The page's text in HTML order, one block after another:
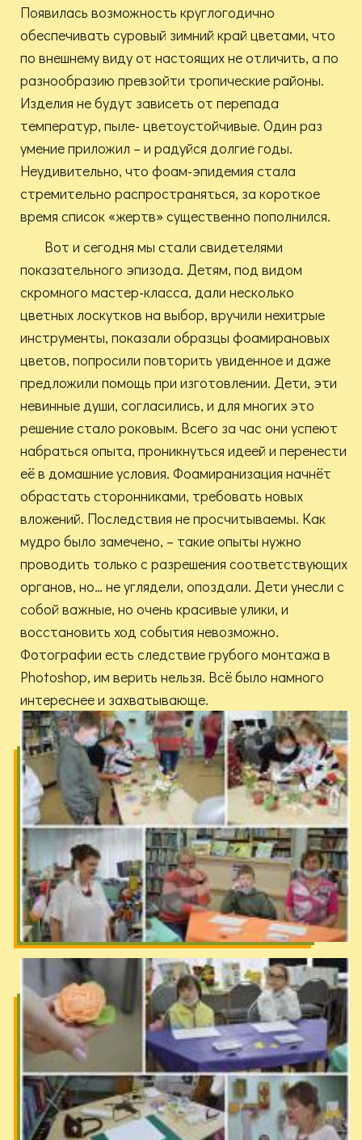
Появилась возможность круглогодично
обеспечивать суровый зимний край цветами, что
по внешнему виду от настоящих не отличить, а по
разнообразию превзойти тропические районы.
Изделия не будут зависеть от перепада
температур, пыле- цветоустойчивые. Один раз
умение приложил – и радуйся долгие годы.
Неудивительно, что фоам-эпидемия стала
стремительно распространяться, за короткое
время список «жертв» существенно пополнился.
Вот и сегодня мы стали свидетелями
показательного эпизода. Детям, под видом
скромного мастер-класса, дали несколько
цветных лоскутков на выбор, вручили нехитрые
инструменты, показали образцы фоамирановых
цветов, попросили повторить увиденное и даже
предложили помощь при изготовлении. Дети, эти
невинные души, согласились, и для многих это
решение стало роковым. Всего за час они успеют
набраться опыта, проникнуться идеей и перенести
её в домашние условия. Фоамиранизация начнёт
обрастать сторонниками, требовать новых
вложений. Последствия не просчитываемы. Как
мудро было замечено, – такие опыты нужно
проводить только с разрешения соответствующих
органов, но… не углядели, опоздали. Дети унесли с
собой важные, но очень красивые улики, и
восстановить ход события невозможно.
Фотографии есть следствие грубого монтажа в
Photoshop, им верить нельзя. Всё было намного
интереснее и захватывающе.